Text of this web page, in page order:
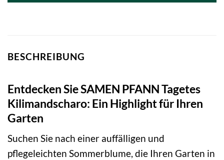
BESCHREIBUNG
Entdecken Sie SAMEN PFANN Tagetes
Kilimandscharo: Ein Highlight für Ihren
Garten
Suchen Sie nach einer auffälligen und
pflegeleichten Sommerblume, die Ihren Garten in